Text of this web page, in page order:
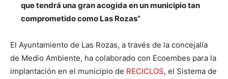
que tendrá una gran acogida en un municipio tan
comprometido como Las Rozas”
El Ayuntamiento de Las Rozas, a través de la concejalía
de Medio Ambiente, ha colaborado con Ecoembes para la
implantación en el municipio de RECICLOS, el Sistema de